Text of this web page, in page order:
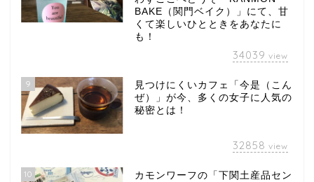
BAKE（関門ベイク）」にて、甘
くて楽しいひとときをあなたに
も！
34039 view
9
見つけにくいカフェ「今是（こん
ぜ）」が今、多くの女子に人気の
秘密とは！
32858 view
10
カモンワーフの「下関土産品セン